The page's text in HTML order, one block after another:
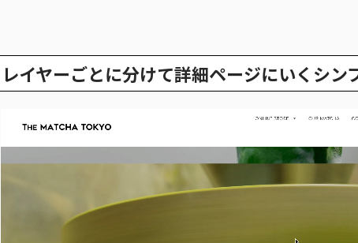
レイヤーごとに分けて詳細ページにいくシン